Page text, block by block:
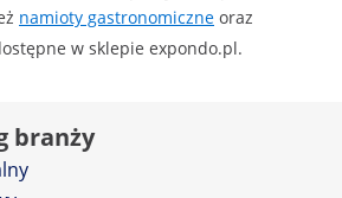
namioty gastronomiczne oraz
w sklepie expondo.pl.
branży